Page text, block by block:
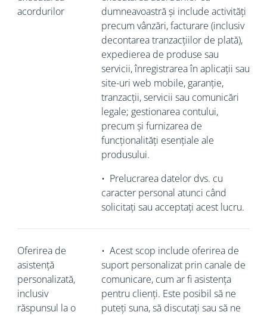
acordurilor
dumneavoastră și include activități
precum vânzări, facturare (inclusiv
decontarea tranzacțiilor de plată),
expedierea de produse sau
servicii, înregistrarea în aplicații sau
site-uri web mobile, garanție,
tranzacții, servicii sau comunicări
legale; gestionarea contului,
precum și furnizarea de
funcționalități esențiale ale
produsului.
• Prelucrarea datelor dvs. cu
caracter personal atunci când
solicitați sau acceptați acest lucru.
Oferirea de
asistență
personalizată,
inclusiv
răspunsul la o
• Acest scop include oferirea de
suport personalizat prin canale de
comunicare, cum ar fi asistența
pentru clienți. Este posibil să ne
puteți suna, să discutați sau să ne